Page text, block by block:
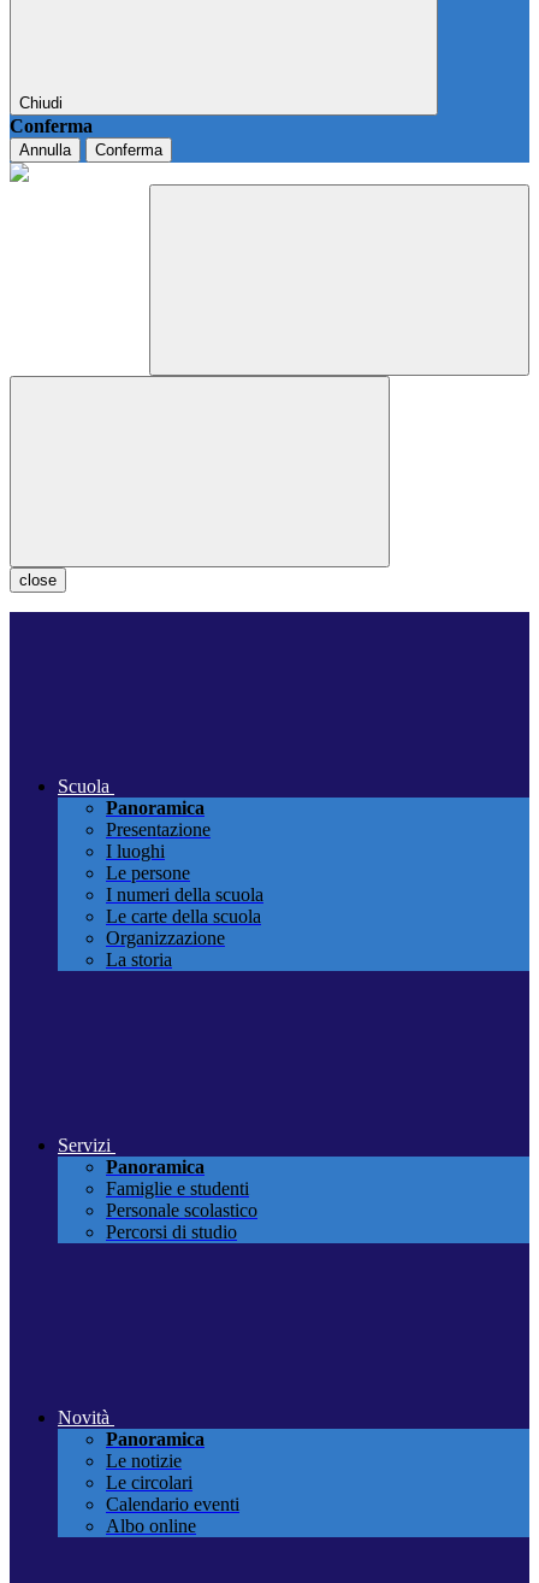
Chiudi
Conferma
Annulla Conferma
close
Scuola
Panoramica
Presentazione
I luoghi
Le persone
I numeri della scuola
Le carte della scuola
Organizzazione
La storia
Servizi
Panoramica
Famiglie e studenti
Personale scolastico
Percorsi di studio
Novità
Panoramica
Le notizie
Le circolari
Calendario eventi
Albo online